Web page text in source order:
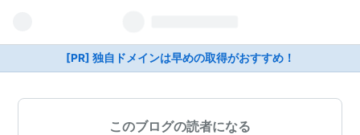
[PR] 独自ドメインは早めの取得がおすすめ！
このブログの読者になる